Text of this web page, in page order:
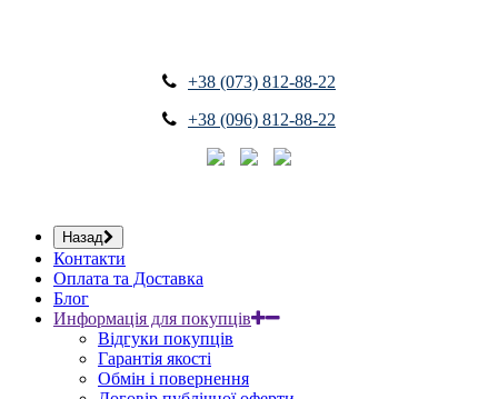
+38 (073) 812-88-22
+38 (096) 812-88-22
Назад
Контакти
Оплата та Доставка
Блог
Информація для покупців
Відгуки покупців
Гарантія якості
Обмін і повернення